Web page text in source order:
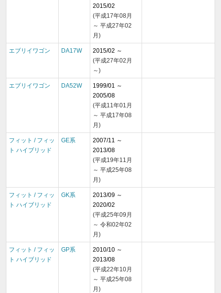
2015/02
(平成17年08月
～ 平成27年02
月)
エブリイワゴン DA17W
2015/02 ～
(平成27年02月
～)
エブリイワゴン DA52W
1999/01 ～
2005/08
(平成11年01月
～ 平成17年08
月)
フィット / フィッ
ト ハイブリッド
GE系
2007/11 ～
2013/08
(平成19年11月
～ 平成25年08
月)
フィット / フィッ
ト ハイブリッド
GK系
2013/09 ～
2020/02
(平成25年09月
～ 令和02年02
月)
フィット / フィッ
ト ハイブリッド
GP系
2010/10 ～
2013/08
(平成22年10月
～ 平成25年08
月)